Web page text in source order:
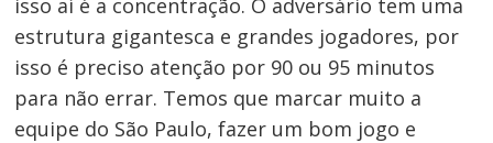
isso aí é a concentração. O adversário tem uma
estrutura gigantesca e grandes jogadores, por
isso é preciso atenção por 90 ou 95 minutos
para não errar. Temos que marcar muito a
equipe do São Paulo, fazer um bom jogo e